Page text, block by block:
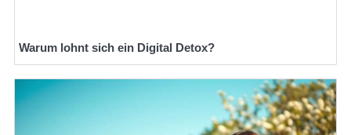
Warum lohnt sich ein Digital Detox?